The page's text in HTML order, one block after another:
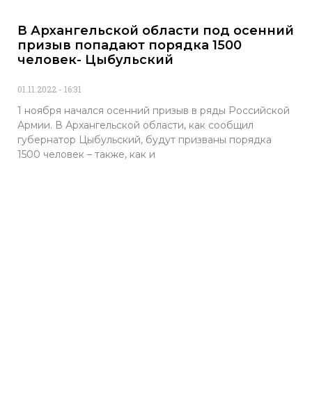
В Архангельской области под осенний
призыв попадают порядка 1500
человек- Цыбульский
01.11.2022 16:31
1 ноября начался осенний призыв в ряды Российской
Армии. В Архангельской области, как сообщил
губернатор Цыбульский, будут призваны порядка
1500 человек – также, как и